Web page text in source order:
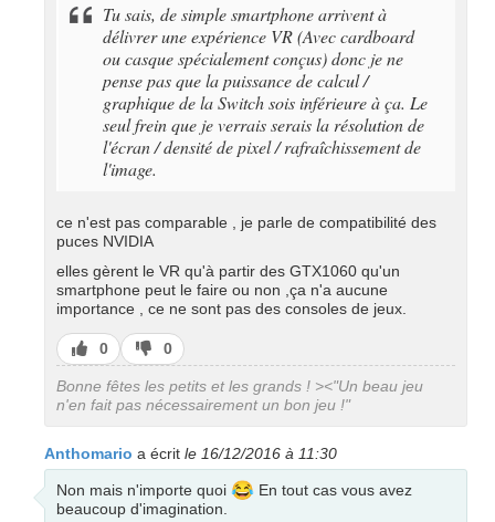
Tu sais, de simple smartphone arrivent à
délivrer une expérience VR (Avec cardboard
ou casque spécialement conçus) donc je ne
pense pas que la puissance de calcul /
graphique de la Switch sois inférieure à ça. Le
seul frein que je verrais serais la résolution de
l'écran / densité de pixel / rafraîchissement de
l'image.
ce n'est pas comparable , je parle de compatibilité des
puces NVIDIA
elles gèrent le VR qu'à partir des GTX1060 qu'un
smartphone peut le faire ou non ,ça n'a aucune
importance , ce ne sont pas des consoles de jeux.
J’aime
0
J’aime
pas
0
Bonne fêtes les petits et les grands ! ><"Un beau jeu
n'en fait pas nécessairement un bon jeu !"
Anthomario a écrit le 16/12/2016 à 11:30
Non mais n'importe quoi 😂 En tout cas vous avez
beaucoup d'imagination.